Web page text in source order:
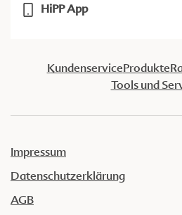
HiPP App
KundenserviceProdukte
Tools und
Impressum
Datenschutzerklärung
AGB